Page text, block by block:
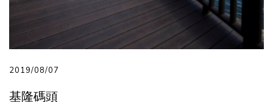
2019/08/07
基隆碼頭